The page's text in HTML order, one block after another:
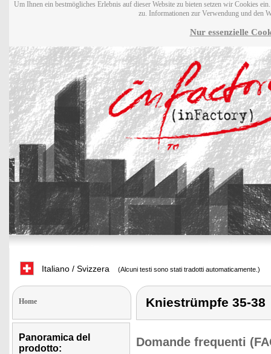
Um Ihnen ein bestmögliches Erlebnis auf dieser Website zu bieten setzen wir Cookies
zu. Informationen zur Verwendung und den
Nur essenzielle
Italiano / Svizzera (Alcuni testi sono stati tradotti automaticamente.)
Home
Panoramica del
prodotto:
Kniestrümpfe 35-38
Domande frequenti